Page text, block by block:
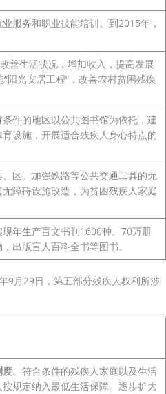
服务和职业技能培训。到2015年，
善生活状况，增加收入，提高发展
阳光安居工程”，改善农村贫困残疾
条件的地区以公共图书馆为依托，建
设施，开展适合残疾人身心特点的
区。加强铁路等公共交通工具的无
障碍设施改造，为贫困残疾人家庭
年生产盲文书刊1600种、70万册
出版盲人百科全书等图书。
9月29日，第五部分残疾人权利所涉
度。符合条件的残疾人家庭以及生活
规定纳入最低生活保障。逐步扩大